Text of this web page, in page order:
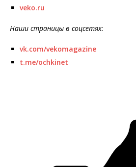
veko.ru
Наши страницы в соцсетях:
vk.com/vekomagazine
t.me/ochkinet